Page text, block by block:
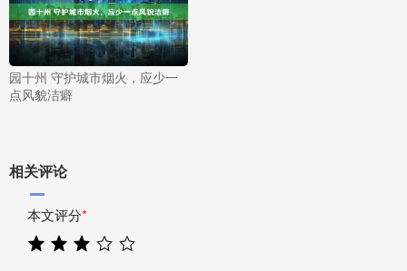
园十州 守护城市烟火，应少一
点风貌洁癖
相关评论
本文评分*